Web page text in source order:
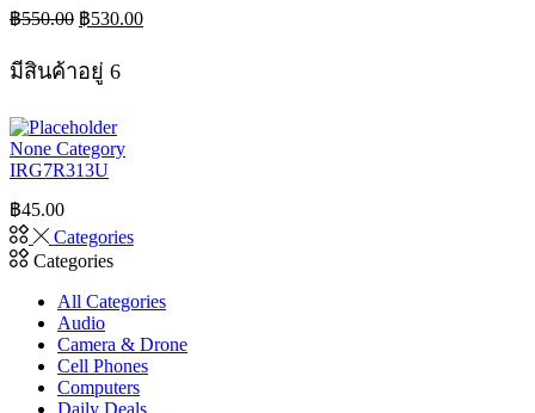
฿550.00 Original
price
฿550.00.
฿530.00Current
price
มีสินค้าอยู่ 6
None Category
IRG7R313U
฿45.00
Categories
Categories
All Categories
Audio
Camera & Drone
Cell Phones
Computers
Daily Deals